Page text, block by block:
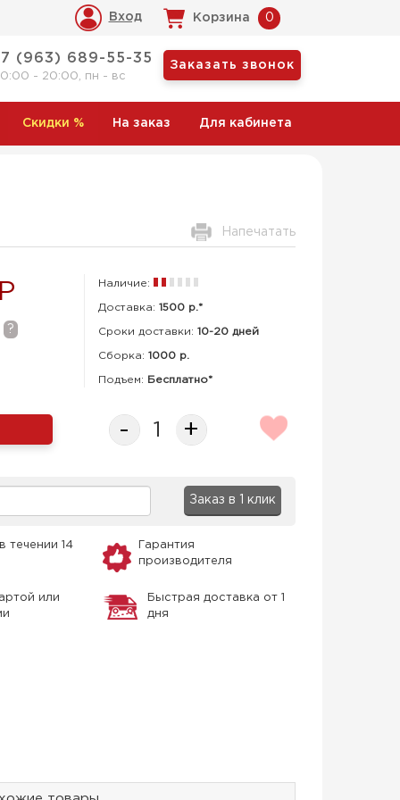
Вход Корзина 0
(963) 689-55-35
- 20:00, пн - вс
Заказать звонок
Скидки % На заказ Для кабинета
Напечатать
?
Наличие:
Доставка: 1500 р.*
Сроки доставки: 10-20 дней
Сборка:1000 р.
Подъем: Бесплатно*
- +
Заказ в 1 клик
течении 14
Гарантия
производителя
или
Быстрая доставка от 1
дня